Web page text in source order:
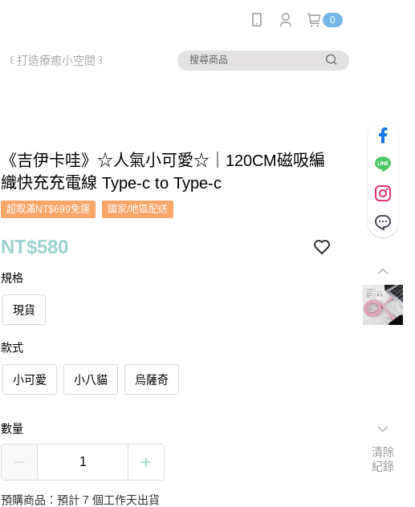
0
꒰ 打造療癒小空間 ꒱
《吉伊卡哇》☆人氣小可愛☆｜120CM磁吸編
織快充充電線 Type-c to Type-c
超取滿NT$699免運 國家/地區配送
NT$580
規格
現貨
款式
小可愛 小八貓 烏薩奇
數量
預購商品：預計 7 個工作天出貨
清除
紀錄